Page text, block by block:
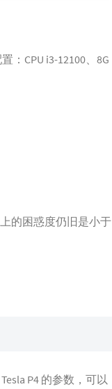
：CPU i3-12100、8G
的困惑度仍旧是小于
P4 的参数，可以